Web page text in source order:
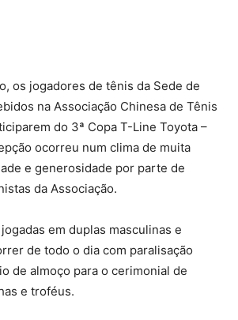
os jogadores de tênis da Sede de
na Associação Chinesa de Tênis
do 3ª Copa T-Line Toyota –
ocorreu num clima de muita
e generosidade por parte de
da Associação.
em duplas masculinas e
de todo o dia com paralisação
de almoço para o cerimonial de
e troféus.